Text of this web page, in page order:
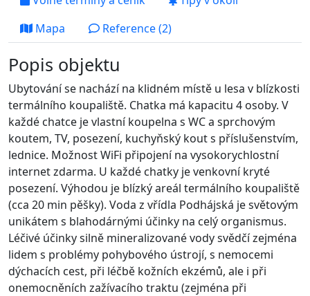
Mapa
Reference (2)
Popis objektu
Ubytování se nachází na klidném místě u lesa v blízkosti
termálního koupaliště. Chatka má kapacitu 4 osoby. V
každé chatce je vlastní koupelna s WC a sprchovým
koutem, TV, posezení, kuchyňský kout s příslušenstvím,
lednice. Možnost WiFi připojení na vysokorychlostní
internet zdarma. U každé chatky je venkovní kryté
posezení. Výhodou je blízký areál termálního koupaliště
(cca 20 min pěšky). Voda z vřídla Podhájská je světovým
unikátem s blahodárnými účinky na celý organismus.
Léčivé účinky silně mineralizované vody svědčí zejména
lidem s problémy pohybového ústrojí, s nemocemi
dýchacích cest, při léčbě kožních ekzémů, ale i při
onemocněních zažívacího traktu (zejména při